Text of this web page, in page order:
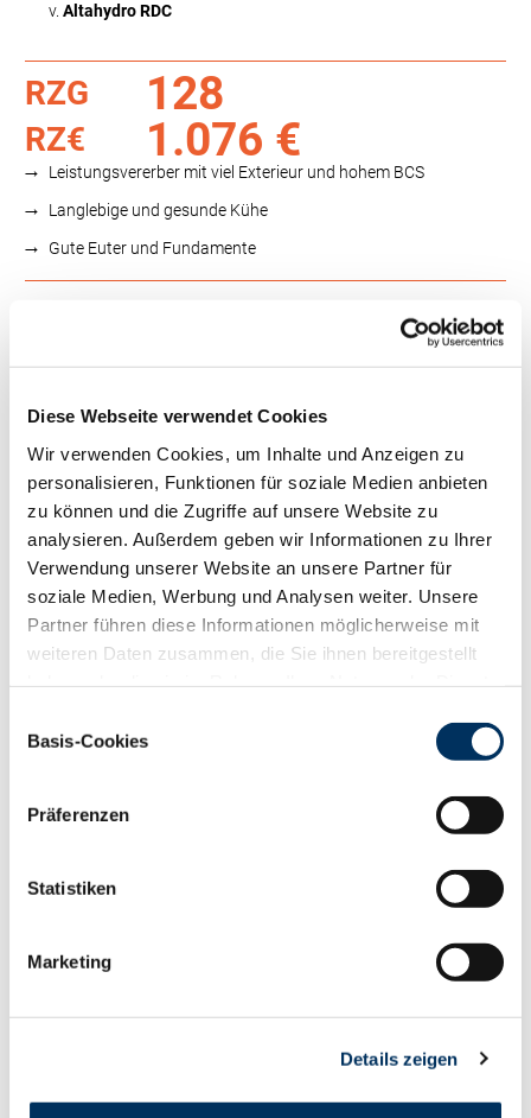
Diese Webseite verwendet Cookies
Wir verwenden Cookies, um Inhalte und Anzeigen zu
personalisieren, Funktionen für soziale Medien anbieten
zu können und die Zugriffe auf unsere Website zu
analysieren. Außerdem geben wir Informationen zu Ihrer
Verwendung unserer Website an unsere Partner für
soziale Medien, Werbung und Analysen weiter. Unsere
Partner führen diese Informationen möglicherweise mit
weiteren Daten zusammen, die Sie ihnen bereitgestellt
Cookies, wenn Sie unsere Webseite weiterhin nutzen.
Basis-Cookies
Präferenzen
Statistiken
Marketing
Details zeigen
v. Altahydro RDC
RZG 128
RZ€ 1.076 €
Leistungsvererber mit viel Exterieur und hohem BCS
Langlebige und gesunde Kühe
Gute Euter und Fundamente
88 100 112 124
RZS
RZR
RZKd
118
RZKm
RZÖko
122
Gesundheit
88 100 112 124
RZGesund
110
RZEuterfit
RZKlaue
102
RZRepro
107
RZ
Kälberfit 103
113
Tö./Betr.
1730/641
Fett %
-0.4
+18
101